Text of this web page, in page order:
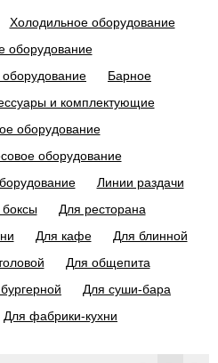
Холодильное оборудование
оборудование
Барное
и комплектующие
оборудование
оборудование
Линии раздачи
Для ресторана
Для кафе
Для блинной
Для общепита
Для суши-бара
Для фабрики-кухни